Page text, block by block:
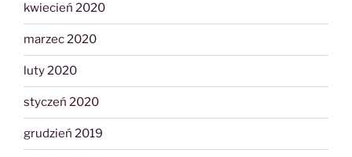
kwiecień 2020
marzec 2020
luty 2020
styczeń 2020
grudzień 2019